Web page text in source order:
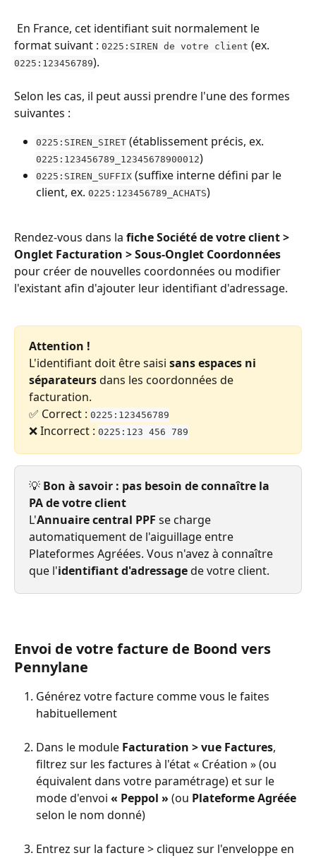
format suivant : 0225:SIREN de votre client (ex.
0225:123456789).
Selon les cas, il peut aussi prendre l'une des formes
suivantes :
0225:SIREN_SIRET (établissement précis, ex.
0225:123456789_12345678900012)
0225:SIREN_SUFFIX (suffixe interne défini par le
client, ex. 0225:123456789_ACHATS)
Rendez-vous dans la fiche Société de votre client >
Onglet Facturation > Sous-Onglet Coordonnées
pour créer de nouvelles coordonnées ou modifier
l'existant afin d'ajouter leur identifiant d'adressage.
Attention !
L'identifiant doit être saisi sans espaces ni
séparateurs dans les coordonnées de
facturation.
✅ Correct : 0225:123456789
❌ Incorrect : 0225:123 456 789
💡 Bon à savoir : pas besoin de connaître la
PA de votre client
L'Annuaire central PPF se charge
automatiquement de l'aiguillage entre
Plateformes Agréées. Vous n'avez à connaître
que l'identifiant d'adressage de votre client.
Envoi de votre facture de Boond vers
Pennylane
Générez votre facture comme vous le faites
habituellement
Dans le module Facturation > vue Factures,
filtrez sur les factures à l'état « Création » (ou
équivalent dans votre paramétrage) et sur le
mode d'envoi « Peppol » (ou Plateforme Agréée
selon le nom donné)
Entrez sur la facture > cliquez sur l'enveloppe en